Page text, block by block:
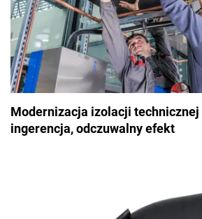
Modernizacja izolacji technicznej
ingerencja, odczuwalny efekt